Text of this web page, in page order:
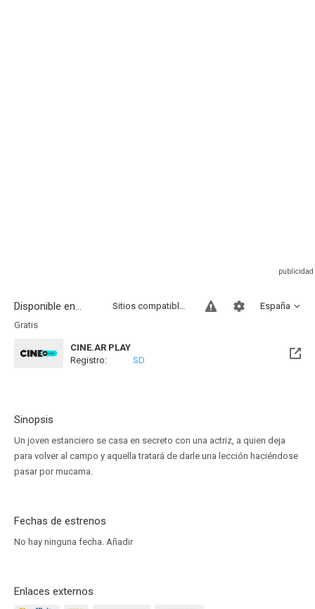
Disponible en... España
Sitios compatibles
Gratis
CINE.AR PLAY
Registro:
SD
Sinopsis
Un joven estanciero se casa en secreto con una actriz, a quien deja
para volver al campo y aquella tratará de darle una lección haciéndose
pasar por mucama.
Fechas de estrenos
No hay ninguna fecha. Añadir
Enlaces externos